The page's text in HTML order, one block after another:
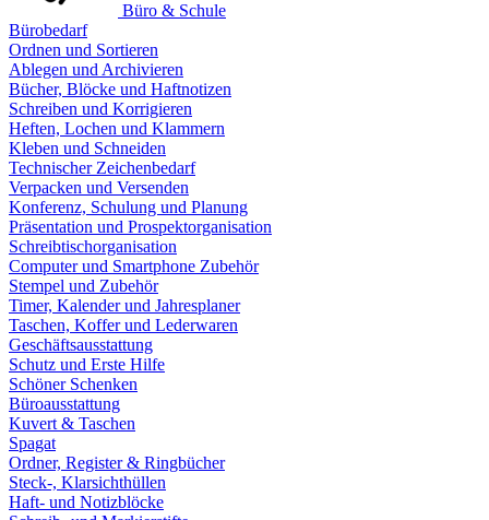
Büro & Schule
Bürobedarf
Ordnen und Sortieren
Ablegen und Archivieren
Bücher, Blöcke und Haftnotizen
Schreiben und Korrigieren
Heften, Lochen und Klammern
Kleben und Schneiden
Technischer Zeichenbedarf
Verpacken und Versenden
Konferenz, Schulung und Planung
Präsentation und Prospektorganisation
Schreibtischorganisation
Computer und Smartphone Zubehör
Stempel und Zubehör
Timer, Kalender und Jahresplaner
Taschen, Koffer und Lederwaren
Geschäftsausstattung
Schutz und Erste Hilfe
Schöner Schenken
Büroausstattung
Kuvert & Taschen
Spagat
Ordner, Register & Ringbücher
Steck-, Klarsichthüllen
Haft- und Notizblöcke